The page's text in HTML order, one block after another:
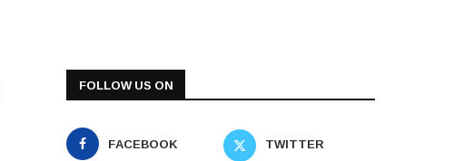
FOLLOW US ON
FACEBOOK
TWITTER